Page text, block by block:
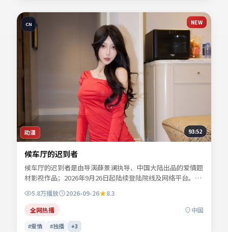
动漫
CN NEW
93:52
候车厅的迟到者
候车厅的迟到者是由导演薛景澜执导、中国大陆出品的爱情题
材影视作品；2026年9月26日起陆续登陆院线及网络平台。主
演秦牧野、沈栖迟、景行止等共同诠释一段充满转折的人物命
运。节奏张弛有度，动作场面与心理刻画交替推进。可在本站
免费高清在线观看完整剧情与主创访谈摘要。
5.8万播放 2026-09-26
8.3
全网热播
中国
#爱情 #独播 +3